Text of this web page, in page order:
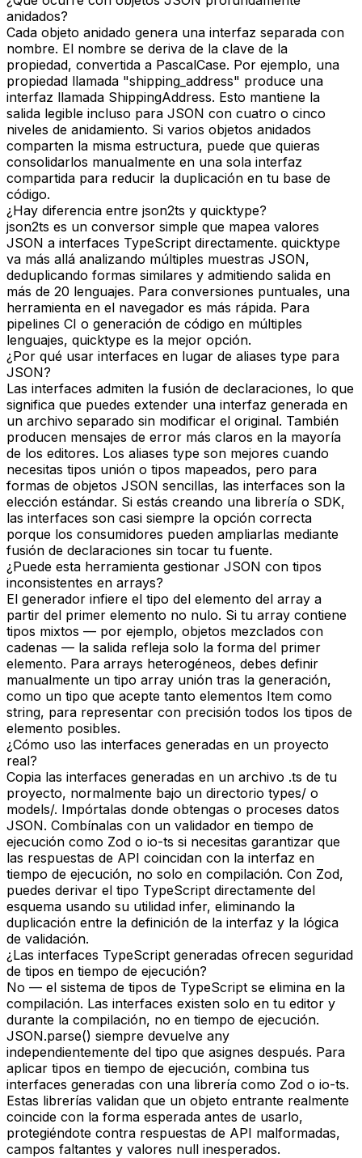
anidados?
Cada objeto anidado genera una interfaz separada con
nombre. El nombre se deriva de la clave de la
propiedad, convertida a PascalCase. Por ejemplo, una
propiedad llamada "shipping_address" produce una
interfaz llamada ShippingAddress. Esto mantiene la
salida legible incluso para JSON con cuatro o cinco
niveles de anidamiento. Si varios objetos anidados
comparten la misma estructura, puede que quieras
consolidarlos manualmente en una sola interfaz
compartida para reducir la duplicación en tu base de
código.
¿Hay diferencia entre json2ts y quicktype?
json2ts es un conversor simple que mapea valores
JSON a interfaces TypeScript directamente. quicktype
va más allá analizando múltiples muestras JSON,
deduplicando formas similares y admitiendo salida en
más de 20 lenguajes. Para conversiones puntuales, una
herramienta en el navegador es más rápida. Para
pipelines CI o generación de código en múltiples
lenguajes, quicktype es la mejor opción.
¿Por qué usar interfaces en lugar de aliases type para
JSON?
Las interfaces admiten la fusión de declaraciones, lo que
significa que puedes extender una interfaz generada en
un archivo separado sin modificar el original. También
producen mensajes de error más claros en la mayoría
de los editores. Los aliases type son mejores cuando
necesitas tipos unión o tipos mapeados, pero para
formas de objetos JSON sencillas, las interfaces son la
elección estándar. Si estás creando una librería o SDK,
las interfaces son casi siempre la opción correcta
porque los consumidores pueden ampliarlas mediante
fusión de declaraciones sin tocar tu fuente.
¿Puede esta herramienta gestionar JSON con tipos
inconsistentes en arrays?
El generador infiere el tipo del elemento del array a
partir del primer elemento no nulo. Si tu array contiene
tipos mixtos — por ejemplo, objetos mezclados con
cadenas — la salida refleja solo la forma del primer
elemento. Para arrays heterogéneos, debes definir
manualmente un tipo array unión tras la generación,
como un tipo que acepte tanto elementos Item como
string, para representar con precisión todos los tipos de
elemento posibles.
¿Cómo uso las interfaces generadas en un proyecto
real?
Copia las interfaces generadas en un archivo .ts de tu
proyecto, normalmente bajo un directorio types/ o
models/. Impórtalas donde obtengas o proceses datos
JSON. Combínalas con un validador en tiempo de
ejecución como Zod o io-ts si necesitas garantizar que
las respuestas de API coincidan con la interfaz en
tiempo de ejecución, no solo en compilación. Con Zod,
puedes derivar el tipo TypeScript directamente del
esquema usando su utilidad infer, eliminando la
duplicación entre la definición de la interfaz y la lógica
de validación.
¿Las interfaces TypeScript generadas ofrecen seguridad
de tipos en tiempo de ejecución?
No — el sistema de tipos de TypeScript se elimina en la
compilación. Las interfaces existen solo en tu editor y
durante la compilación, no en tiempo de ejecución.
JSON.parse() siempre devuelve any
independientemente del tipo que asignes después. Para
aplicar tipos en tiempo de ejecución, combina tus
interfaces generadas con una librería como Zod o io-ts.
Estas librerías validan que un objeto entrante realmente
coincide con la forma esperada antes de usarlo,
protegiéndote contra respuestas de API malformadas,
campos faltantes y valores null inesperados.